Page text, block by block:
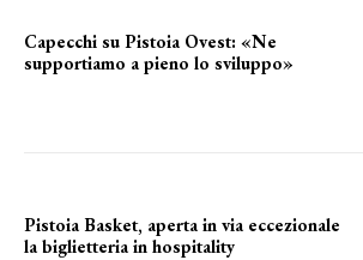
Capecchi su Pistoia Ovest: «Ne
supportiamo a pieno lo sviluppo»
Pistoia Basket, aperta in via eccezionale
la biglietteria in hospitality